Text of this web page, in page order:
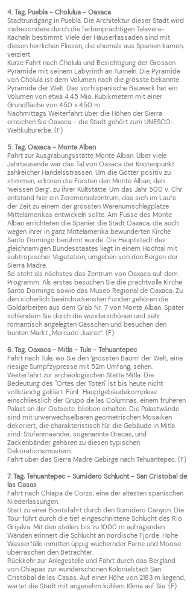
4. Tag, Puebla - Cholulua - Oaxaca
Stadtrundgang in Puebla. Die Architektur dieser Stadt wird
insbesondere durch die farbenprächtigen Talavera-
Kacheln bestimmt. Viele der Häuserfassaden sind mit
diesen herrlichen Fliesen, die ehemals aus Spanien kamen,
verziert.
Kurze Fahrt nach Cholula und Besichtigung der Grossen
Pyramide mit seinem Labyrinth an Tunneln. Die Pyramide
von Cholula ist dem Volumen nach die grösste bekannte
Pyramide der Welt. Das vorhispanische Bauwerk hat ein
Volumen von etwa 4,45 Mio. Kubikmetern mit einer
Grundfläche von 450 x 450 m.
Nachmittags Weiterfahrt über die Höhen der Sierra
erreichen Sie Oaxaca - die Stadt gehört zum UNESCO-
Weltkulturerbe. (F)
5. Tag, Oaxaca - Monte Alban
Fahrt zur Ausgrabungsstätte Monte Alban. Über viele
Jahrtausende war das Tal von Oaxaca der Knotenpunkt
zahlreicher Handelsstrassen. Um die Götter positiv zu
stimmen, erkoren die Fürsten den Monte Alban, den
‘weissen Berg’, zu ihrer Kultstätte. Um das Jahr 500 v. Chr.
entstand hier ein Zeremonialzentrum, das sich im Laufe
der Zeit zu einem der grössten Warenumschlagplätze
Mittelamerikas entwickeln sollte. Am Fusse des Monte
Alban errichteten die Spanier die Stadt Oaxaca, die auch
wegen ihrer in ganz Mittelamerika bewunderten Kirche
Santo Domingo berühmt wurde. Die Hauptstadt des
gleichnamigen Bundesstaates liegt in einem Hochtal mit
subtropischer Vegetation, umgeben von den Bergen der
Sierra Madre.
So steht als nächstes das Zentrum von Oaxaca auf dem
Programm. Als erstes besuchen Sie die prachtvolle Kirche
Santo Domingo sowie das Museo Regional de Oaxaca. Zu
den sicherlich beeindruckensten Funden gehören die
Goldarbeiten aus dem Grab Nr. 7 von Monte Alban. Später
schlendern Sie durch die wunderschönen und sehr
romantisch angelegten Gässchen und besuchen den
bunten Markt „Mercado Juarez“. (F)
6. Tag, Oaxaca - Mitla - Tule - Tehuantepec
Fahrt nach Tule, wo Sie den ‘grössten Baum’ der Welt, eine
riesige Sumpfzypresse mit 52m Umfang, sehen.
Weiterfahrt zur archäologischen Stätte Mitla. Die
Bedeutung des "Ortes der Toten" ist bis heute nicht
vollständig geklärt. Fünf Hauptgebäudekomplexe
einschliesslich der Grupo de las Columnas, einem früheren
Palast an der Ostseite, blieben erhalten. Die Palastwände
sind mit unverwechselbaren geometrischen Mosaiken
dekoriert, die charakteristisch für die Gebäude in Mitla
sind: Stufenmäander, sogenannte Grecas, und
Zackenbänder gehören zu diesen typischen
Dekorationsmustern.
Fahrt über das Sierra Madre Gebirge nach Tehuantepec. (F)
7. Tag, Tehuantepec - Sumidero Schlucht - San Cristobal de
las Casas
Fahrt nach Chiapa de Corzo, eine der ältesten spanischen
Niederlassungen.
Start zu einer Bootsfahrt durch den Sumidero Canyon. Die
Tour führt durch die tief eingeschnittene Schlucht des Rio
Grijalva. Mit den steilen, bis zu 1000 m aufragenden
Wänden erinnert die Schlucht an nordische Fjorde. Hohe
Wasserfälle inmitten üppig wuchernder Farne und Moose
überraschen den Betrachter.
Rückkehr zur Anlegestelle und Fahrt durch das Bergland
von Chiapas zur wunderschönen Kolonialstadt San
Cristóbal de las Casas. Auf einer Höhe von 2183 m liegend,
wartet die Stadt mit angenehm kühlem Klima auf Sie. (F)